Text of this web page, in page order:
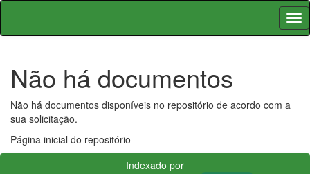
Skip
Não há documentos
Não há documentos disponíveis no repositório de acordo com a
sua solicitação.
Página inicial do repositório
Indexado por